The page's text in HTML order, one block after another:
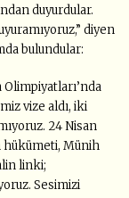
duyurdular.
diyen
bulundular:
vize aldı, iki
24 Nisan
hükümeti, Münih
linki;
Sesimizi